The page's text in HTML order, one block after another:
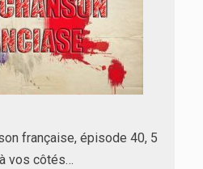
française, épisode 40, 5
vos côtés…